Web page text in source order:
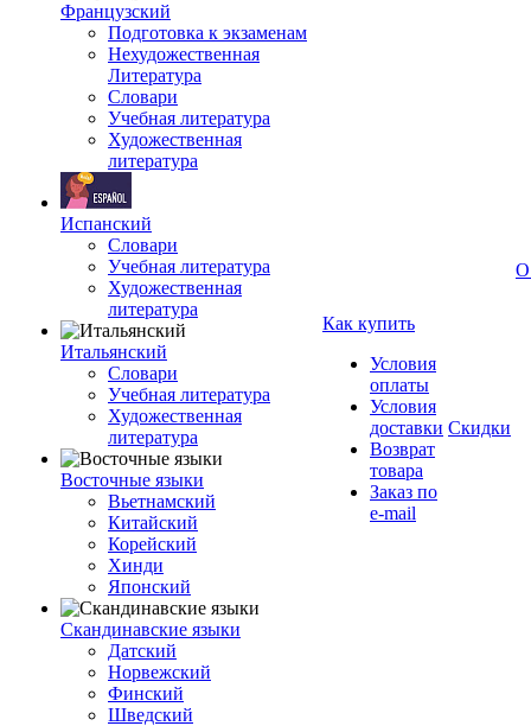
Французский
Подготовка к экзаменам
Нехудожественная
Литература
Словари
Учебная литература
Художественная
литература
Испанский
Словари
Учебная литература
Художественная
литература
Итальянский
Словари
Учебная литература
Художественная
литература
Восточные языки
Вьетнамский
Китайский
Корейский
Хинди
Японский
Скандинавские языки
Датский
Норвежский
Финский
Шведский
Как купить
Условия
оплаты
Условия
доставки
Возврат
товара
Заказ по
e-mail
Скидки
О